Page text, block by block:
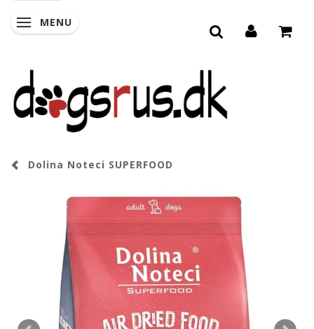
SKIFTE NAVIGATION
MENU
Dolina Noteci SUPERFOOD